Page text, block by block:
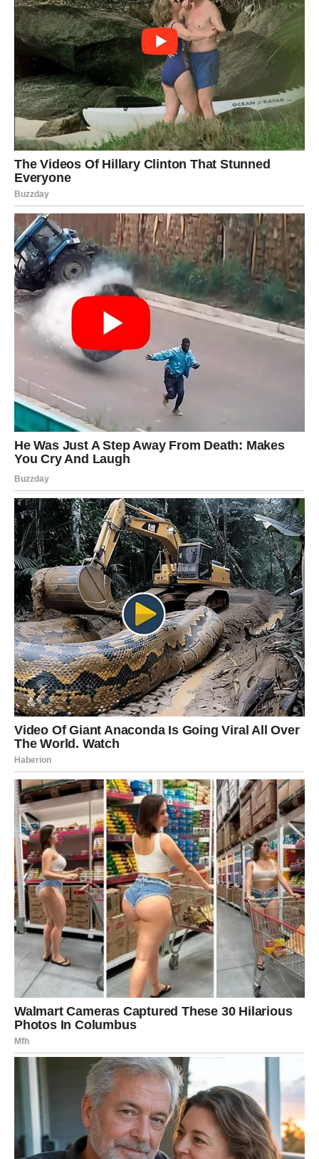
ponuda,
saradnja,
novi posao,
projekat,
izvor prihoda.
Ovo može biti nešto potpuno neočekivano — ali je
sudbinski.
✓ Ljubav koja ponovo pali srce
Ako je neka osoba važna, u decembru se javlja.
Ako nije — Ovan upoznaje nekoga ko ga potpuno
pokreće.
Ljubavne šanse su toliko jake da mnogi Ovnovi ulaze u
nove veze baš pred kraj godine.
Zašto je Ovan izabran?
Zato što nikada nije odustao.
Jer je padao i dizao se.
Jer je svaku ranu pretvorio u lekciju.
Sudbina nagrađuje njegovu hrabrost i snagu.